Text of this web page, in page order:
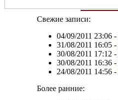
Свежие записи:
04/09/2011 23:06-
31/08/2011 16:05-
30/08/2011 17:12 -
30/08/2011 16:36-
24/08/2011 14:56-
Более ранние: